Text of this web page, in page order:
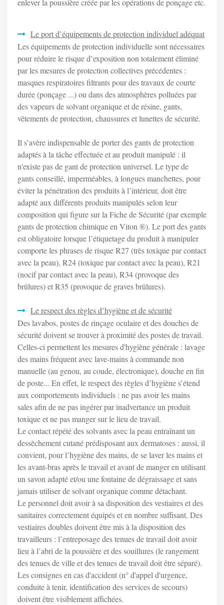
enlever la poussière créée par les opérations de ponçage etc.
Le port d’équipements de protection individuel adéquat
Les équipements de protection individuelle sont nécessaires
pour réduire le risque d’exposition non totalement éliminé
par les mesures de protection collectives précédentes :
masques respiratoires filtrants pour des travaux de courte
durée (ponçage ...) ou dans des atmosphères polluées par
des vapeurs de solvant organique et de résine, gants,
vêtements de protection, chaussures et lunettes de sécurité.
Il s’avère indispensable de porter des gants de protection
adaptés à la tâche effectuée et au produit manipulé : il
n'existe pas de gant de protection universel. Le type de
gants conseillé, imperméables, à longues manchettes, pour
éviter la pénétration des produits à l’intérieur, doit être
adapté aux différents produits manipulés selon leur
composition qui figure sur la Fiche de Sécurité (par exemple
gants de protection chimique en Viton ®). Le port des gants
est obligatoire lorsque l’étiquetage du produit à manipuler
comporte les phrases de risque R27 (très toxique par contact
avec la peau), R24 (toxique par contact avec la peau), R21
(nocif par contact avec la peau), R34 (provoque des
brûlures) et R35 (provoque de graves brûlures).
Le respect des règles d’hygiène et de sécurité
Des lavabos, postes de rinçage oculaire et des douches de
sécurité doivent se trouver à proximité des postes de travail.
Celles-ci permettent les mesures d'hygiène générale : lavage
des mains fréquent avec lave-mains à commande non
manuelle (au genou, au coude, électronique), douche en fin
de poste... En effet, le respect des règles d’hygiène s’étend
aux comportements individuels : ne pas avoir les mains
sales afin de ne pas ingérer par inadvertance un produit
toxique et ne pas manger sur le lieu de travail.
Le contact répété des solvants avec la peau entraînant un
dessèchement cutané prédisposant aux dermatoses : aussi, il
convient, pour l’hygiène des mains, de se laver les mains et
les avant-bras après le travail et avant de manger en utilisant
un savon adapté et/ou une fontaine de dégraissage et sans
jamais utiliser de solvant organique comme détachant.
Le personnel doit avoir à sa disposition des vestiaires et des
sanitaires correctement équipés et en nombre suffisant. Des
vestiaires doubles doivent être mis à la disposition des
travailleurs : l’entreposage des tenues de travail doit avoir
lieu à l’abri de la poussière et des souillures (le rangement
des tenues de ville et des tenues de travail doit être séparé).
Les consignes en cas d'accident (n° d'appel d'urgence,
conduite à tenir, identification des services de secours)
doivent être visiblement affichées.